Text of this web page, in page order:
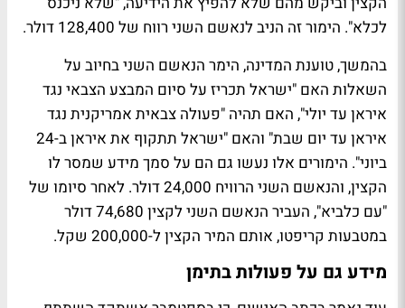
לכלא". הימור זה הניב לנאשם השני רווח של 128,400 דולר.
בהמשך, טוענת המדינה, הימר הנאשם השני בחיוב על
השאלות האם "ישראל תכריז על סיום המבצע הצבאי נגד
איראן עד יולי", האם תהיה "פעולה צבאית אמריקנית נגד
איראן עד יום שבת" והאם "ישראל תתקוף את איראן ב-24
ביוני". הימורים אלו נעשו גם הם על סמך מידע שמסר לו
הקצין, והנאשם השני הרוויח 24,000 דולר. לאחר סיומו של
"עם כלביא", העביר הנאשם השני לקצין 74,680 דולר
במטבעות קריפטו, אותם המיר הקצין ל-200,000 שקל.
מידע גם על פעולות בתימן